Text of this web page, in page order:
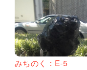
みちのく：E-5